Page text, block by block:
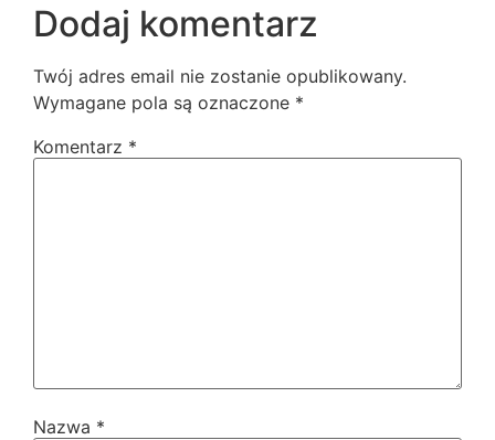
Dodaj komentarz
Twój adres email nie zostanie opublikowany.
Wymagane pola są oznaczone *
Komentarz *
Nazwa *